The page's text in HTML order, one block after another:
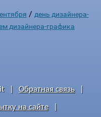
/ день дизайнера-
дизайнера-графика
Обратная связь
на сайте